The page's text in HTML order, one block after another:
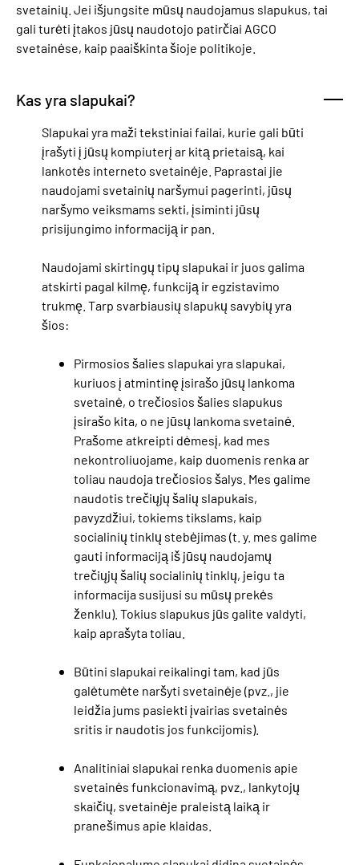
svetainių. Jei išjungsite mūsų naudojamus slapukus, tai
gali turėti įtakos jūsų naudotojo patirčiai AGCO
svetainėse, kaip paaiškinta šioje politikoje.
Kas yra slapukai?
Slapukai yra maži tekstiniai failai, kurie gali būti
įrašyti į jūsų kompiuterį ar kitą prietaisą, kai
lankotės interneto svetainėje. Paprastai jie
naudojami svetainių naršymui pagerinti, jūsų
naršymo veiksmams sekti, įsiminti jūsų
prisijungimo informaciją ir pan.
Naudojami skirtingų tipų slapukai ir juos galima
atskirti pagal kilmę, funkciją ir egzistavimo
trukmę. Tarp svarbiausių slapukų savybių yra
šios:
Pirmosios šalies slapukai yra slapukai,
kuriuos į atmintinę įsirašo jūsų lankoma
svetainė, o trečiosios šalies slapukus
įsirašo kita, o ne jūsų lankoma svetainė.
Prašome atkreipti dėmesį, kad mes
nekontroliuojame, kaip duomenis renka ar
toliau naudoja trečiosios šalys. Mes galime
naudotis trečiųjų šalių slapukais,
pavyzdžiui, tokiems tikslams, kaip
socialinių tinklų stebėjimas (t. y. mes galime
gauti informaciją iš jūsų naudojamų
trečiųjų šalių socialinių tinklų, jeigu ta
informacija susijusi su mūsų prekės
ženklu). Tokius slapukus jūs galite valdyti,
kaip aprašyta toliau.
Būtini slapukai reikalingi tam, kad jūs
galėtumėte naršyti svetainėje (pvz., jie
leidžia jums pasiekti įvairias svetainės
sritis ir naudotis jos funkcijomis).
Analitiniai slapukai renka duomenis apie
svetainės funkcionavimą, pvz., lankytojų
skaičių, svetainėje praleistą laiką ir
pranešimus apie klaidas.